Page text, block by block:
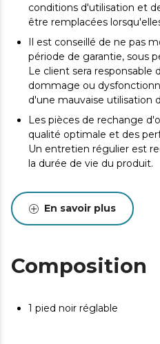
conditions d'utilisation et
être remplacées
Il est conseillé de ne pas
période de garantie, sous
Le client sera responsable
dommage ou
d'une mauvaise utilisation
Les pièces de rechange
qualité optimale et des
Un entretien régulier est
la durée de vie du produit.
En savoir plus
Composition
1 pied noir réglable